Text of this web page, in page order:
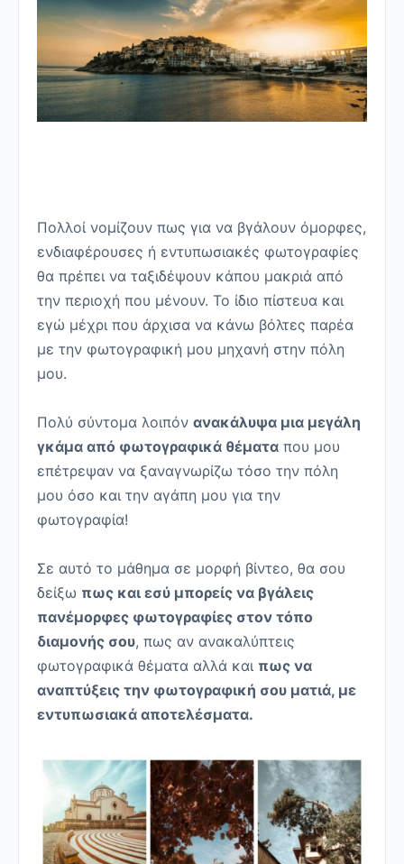
Πολλοί νομίζουν πως για να βγάλουν όμορφες,
ενδιαφέρουσες ή εντυπωσιακές φωτογραφίες
θα πρέπει να ταξιδέψουν κάπου μακριά από
την περιοχή που μένουν. Το ίδιο πίστευα και
εγώ μέχρι που άρχισα να κάνω βόλτες παρέα
με την φωτογραφική μου μηχανή στην πόλη
μου.
Πολύ σύντομα λοιπόν ανακάλυψα μια μεγάλη
γκάμα από φωτογραφικά θέματα που μου
επέτρεψαν να ξαναγνωρίζω τόσο την πόλη
μου όσο και την αγάπη μου για την
φωτογραφία!
Σε αυτό το μάθημα σε μορφή βίντεο, θα σου
δείξω πως και εσύ μπορείς να βγάλεις
πανέμορφες φωτογραφίες στον τόπο
διαμονής σου, πως αν ανακαλύπτεις
φωτογραφικά θέματα αλλά και πως να
αναπτύξεις την φωτογραφική σου ματιά, με
εντυπωσιακά αποτελέσματα.